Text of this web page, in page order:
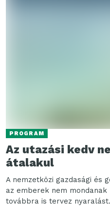
PROGRAM
Az utazási kedv
átalakul
A nemzetközi gazdasági és
az emberek nem mondanak
továbbra is tervez